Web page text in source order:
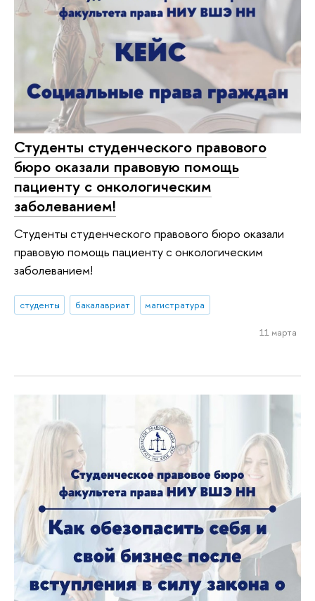
Студенты студенческого правового
бюро оказали правовую помощь
пациенту с онкологическим
заболеванием!
Студенты студенческого правового бюро оказали
правовую помощь пациенту с онкологическим
заболеванием!
студенты бакалавриат магистратура
11 марта